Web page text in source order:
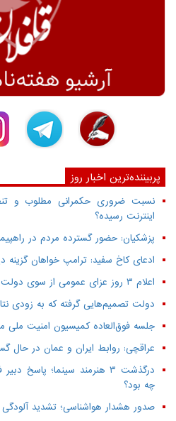
پربیننده‌ترین اخبار روز
نسبت ضروری حکمرانی مطلوب و
اینترنت رسیده؟
پزشکیان: حضور گسترده مردم در
ادعای کاخ سفید: ترامپ خواهان گزینه
اعلام ۳ روز عزای عمومی از سوی دولت
دولت تصمیم‌هایی گرفته که به زودی
جلسه فوق‌العاده کمیسیون امنیت ملی
عراقچی: روابط ایران و عمان در
چه بود؟
صدور هشدار هواشناسی؛ تشدید آلودگی هوا در ۷ کلانشهر تا